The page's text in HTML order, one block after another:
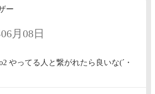
ー
月08日
やってる人と繋がれたら良いな(´・